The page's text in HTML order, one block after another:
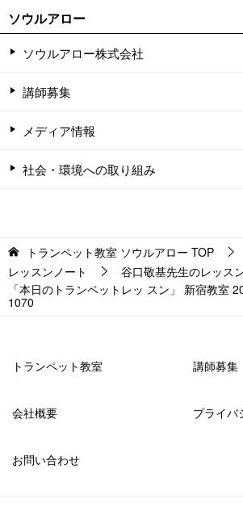
ソウルアロー
ソウルアロー株式会社
講師募集
メディア情報
社会・環境への取り組み
トランペット教室 ソウルアロー TOP
レッスンノート
谷口敬基先生のレッス
「本日のトランペットレッ スン」 新宿教室
1070
トランペット教室 講師募集
会社概要 プライバ
お問い合わせ